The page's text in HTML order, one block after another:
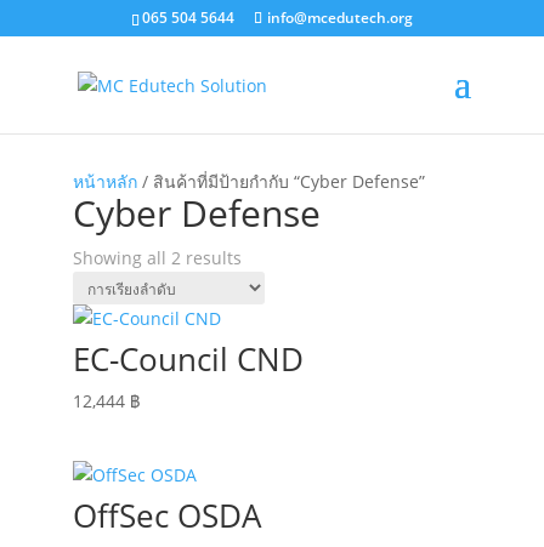
065 504 5644 info@mcedutech.org
หน้าหลัก/ สินค้าที่มีป้ายกำกับ “Cyber Defense”
Cyber Defense
Showing all 2 results
EC-Council CND
12,444 ฿
OffSec OSDA